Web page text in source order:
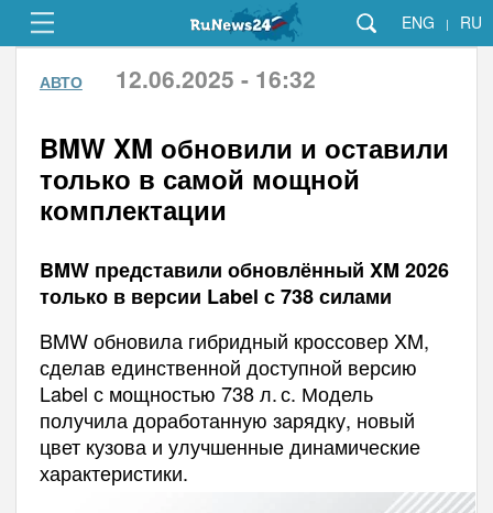
ENG | RU
АВТО 12.06.2025 - 16:32
BMW XM обновили и оставили
только в самой мощной
комплектации
BMW представили обновлённый XM 2026
только в версии Label с 738 силами
BMW обновила гибридный кроссовер XM,
сделав единственной доступной версию
Label с мощностью 738 л. с. Модель
получила доработанную зарядку, новый
цвет кузова и улучшенные динамические
характеристики.